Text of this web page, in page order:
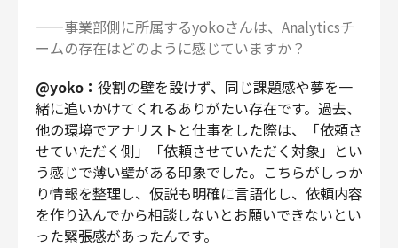
——事業部側に所属するyokoさんは、Analyticsチ
ームの存在はどのように感じていますか？
@yoko： 役割の壁を設けず、同じ課題感や夢を一
緒に追いかけてくれるありがたい存在です。過去、
他の環境でアナリストと仕事をした際は、「依頼さ
せていただく側」「依頼させていただく対象」とい
う感じで薄い壁がある印象でした。こちらがしっか
り情報を整理し、仮説も明確に言語化し、依頼内容
を作り込んでから相談しないとお願いできないとい
った緊張感があったんです。